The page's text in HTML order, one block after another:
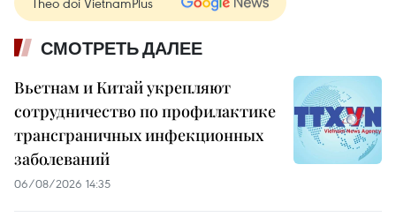
СМОТРЕТЬ ДАЛЕЕ
Вьетнам и Китай укрепляют
сотрудничество по профилактике
трансграничных инфекционных
заболеваний
06/08/2026 14:35